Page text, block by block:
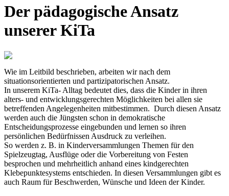
Der pädagogische Ansatz
unserer KiTa
Wie im Leitbild beschrieben, arbeiten wir nach dem
situationsorientierten und partizipatorischen Ansatz.
In unserem KiTa- Alltag bedeutet dies, dass die Kinder in ihren
alters- und entwicklungsgerechten Möglichkeiten bei allen sie
betreffenden Angelegenheiten mitbestimmen. Durch diesen Ansatz
werden auch die Jüngsten schon in demokratische
Entscheidungsprozesse eingebunden und lernen so ihren
persönlichen Bedürfnissen Ausdruck zu verleihen.
So werden z. B. in Kinderversammlungen Themen für den
Spielzeugtag, Ausflüge oder die Vorbereitung von Festen
besprochen und mehrheitlich anhand eines kindgerechten
Klebepunktesystems entschieden. In diesen Versammlungen gibt es
auch Raum für Beschwerden, Wünsche und Ideen der Kinder.